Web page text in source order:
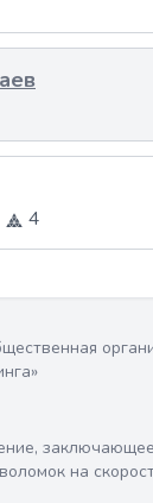
4
на